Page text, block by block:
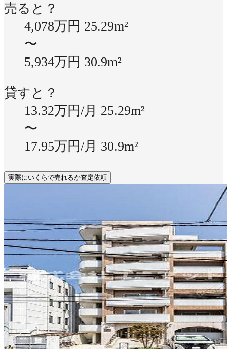
売ると？
4,078万円 25.29m²
〜
5,934万円 30.9m²
貸すと？
13.32万円/月 25.29m²
〜
17.95万円/月 30.9m²
実際にいくらで売れるか査定依頼